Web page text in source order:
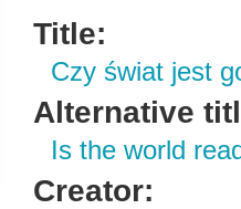
Title:
Czy świat jest
Alternative
Is the world
Creator: